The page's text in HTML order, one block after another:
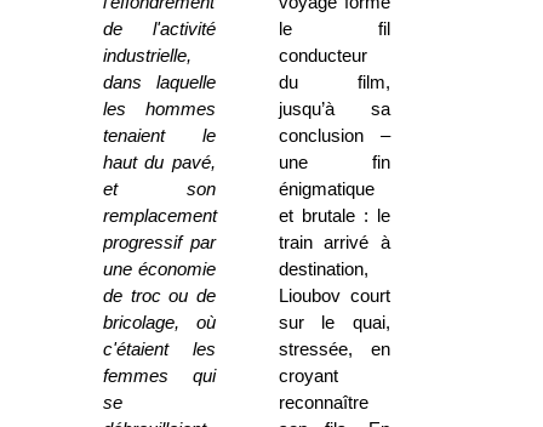
de l'activité
industrielle,
dans laquelle
les hommes
tenaient le
haut du pavé,
et son
remplacement
progressif par
une économie
de troc ou de
bricolage, où
c'étaient les
femmes qui
se
le fil
conducteur
du film,
jusqu’à sa
conclusion –
une fin
énigmatique
et brutale : le
train arrivé à
destination,
Lioubov court
sur le quai,
stressée, en
croyant
reconnaître